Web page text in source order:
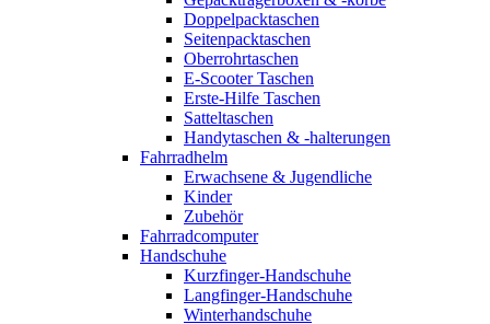
Doppelpacktaschen
Seitenpacktaschen
Oberrohrtaschen
E-Scooter Taschen
Erste-Hilfe Taschen
Satteltaschen
Handytaschen & -halterungen
Fahrradhelm
Erwachsene & Jugendliche
Kinder
Zubehör
Fahrradcomputer
Handschuhe
Kurzfinger-Handschuhe
Langfinger-Handschuhe
Winterhandschuhe